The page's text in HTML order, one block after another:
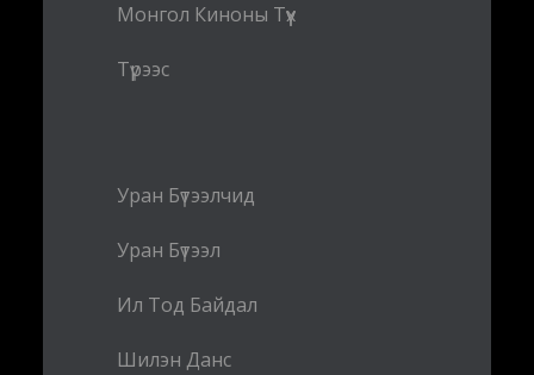
Монгол Киноны Түүх
Түрээс
Уран Бүтээлчид
Уран Бүтээл
Ил Тод Байдал
Шилэн Данс